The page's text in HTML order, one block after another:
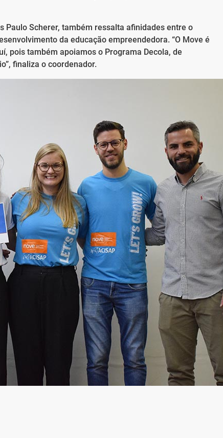
Paulo Scherer, também ressalta afinidades entre o
da educação empreendedora. “O Move é
pois também apoiamos o Programa Decola, de
finaliza o coordenador.